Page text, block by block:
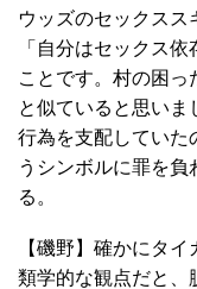
ウッズのセックスス
「自分はセックス
ことです。村の困
と似ていると思い
行為を支配していた
うシンボルに罪を
る。
【磯野】確かにタ
類学的な観点だと、